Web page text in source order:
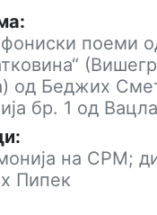
поеми
од Беджих
бр. 1 од
на СРМ;
Пипек